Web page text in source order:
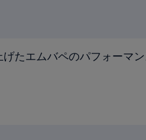
たエムバペのパフォーマ